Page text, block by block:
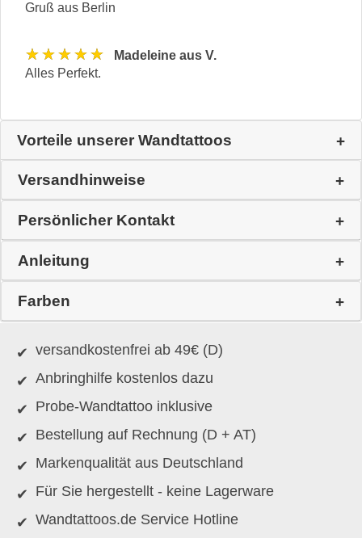
Gruß aus Berlin
★★★★★
Madeleine aus V.
Alles Perfekt.
Vorteile unserer Wandtattoos
Versandhinweise
Persönlicher Kontakt
Anleitung
Farben
versandkostenfrei ab 49€ (D)
Anbringhilfe kostenlos dazu
Probe-Wandtattoo inklusive
Bestellung auf Rechnung (D + AT)
Markenqualität aus Deutschland
Für Sie hergestellt - keine Lagerware
Wandtattoos.de Service Hotline